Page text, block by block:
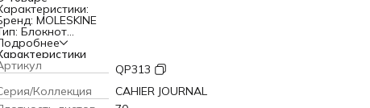
MOLESKINE
Блокнот
Коллекция: CAHIER JOURNAL
Артикул Производителя: QP313
Pocket
(мм): 90x140
обложки: картон
страниц: 64 стр
QP313
Коллекция
CAHIER JOURNAL